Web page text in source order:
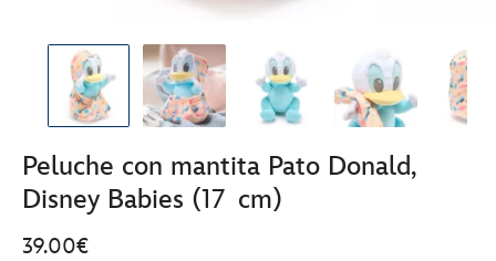
Peluche con mantita Pato Donald,
Disney Babies (17 cm)
39.00€